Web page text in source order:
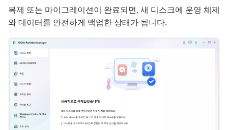
복제 또는 마이그레이션이 완료되면, 새 디스크에 운영 체제
와 데이터를 안전하게 백업한 상태가 됩니다.